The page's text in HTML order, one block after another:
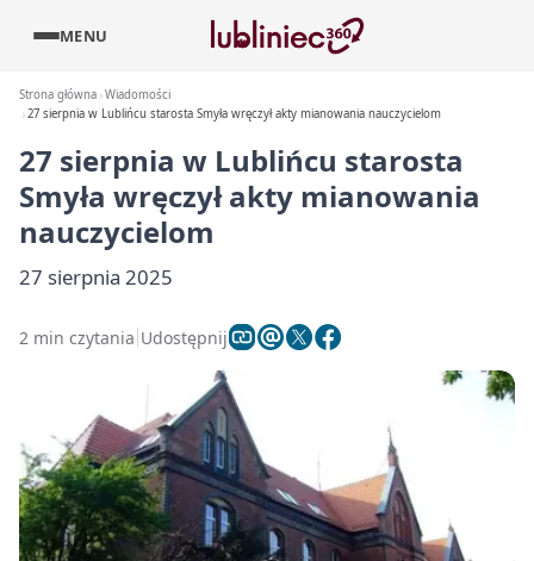
MENU
Strona główna Wiadomości
27 sierpnia w Lublińcu starosta Smyła wręczył akty mianowania nauczycielom
27 sierpnia w Lublińcu starosta
Smyła wręczył akty mianowania
nauczycielom
27 sierpnia 2025
2 min czytania Udostępnij